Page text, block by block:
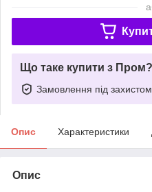
Що таке купити з Пром?
Замовлення під захистом
Опис Характеристики
Опис